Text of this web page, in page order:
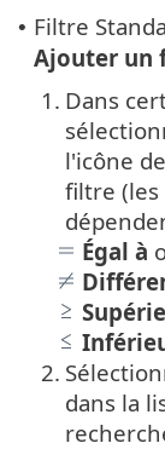
• Filtre
Ajouter un
1. Dans
l'icône
filtre (les
Égal à
2.
dans la